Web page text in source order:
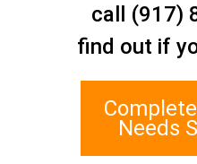
1 Edgewater Plaza, Suite 700
Стейтен-Айленд, штат
(917) 830-1140
call (917)
find out if
Needs